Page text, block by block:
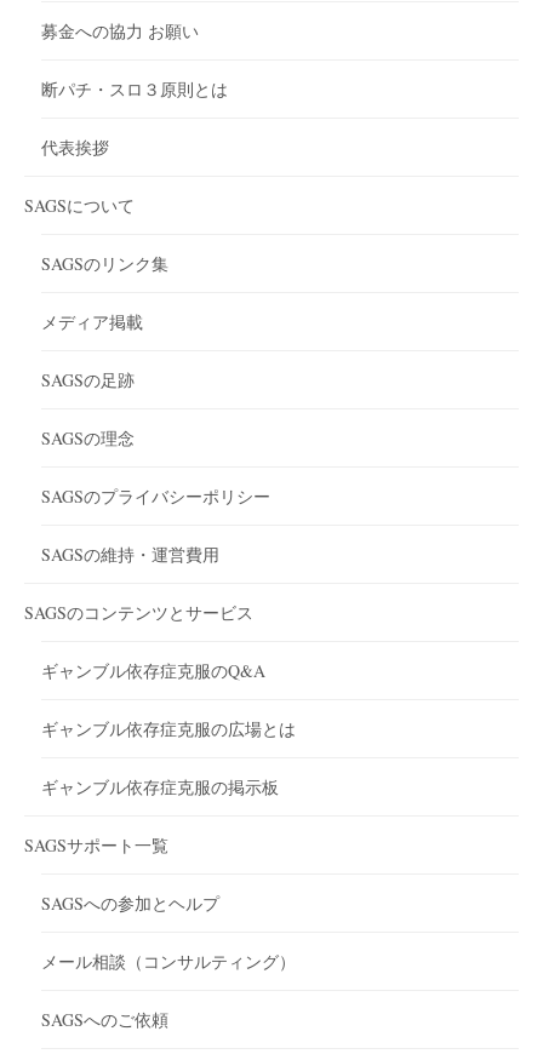
募金への協力 お願い
断パチ・スロ３原則とは
代表挨拶
SAGSについて
SAGSのリンク集
メディア掲載
SAGSの足跡
SAGSの理念
SAGSのプライバシーポリシー
SAGSの維持・運営費用
SAGSのコンテンツとサービス
ギャンブル依存症克服のQ&A
ギャンブル依存症克服の広場とは
ギャンブル依存症克服の掲示板
SAGSサポート一覧
SAGSへの参加とヘルプ
メール相談（コンサルティング）
SAGSへのご依頼